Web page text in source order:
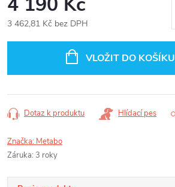
3 462,81 Kč bez DPH
VLOŽIT DO KOŠÍKU
Dotaz k produktu Hlídací pes
Značka: Metabo
Záruka: 3 roky